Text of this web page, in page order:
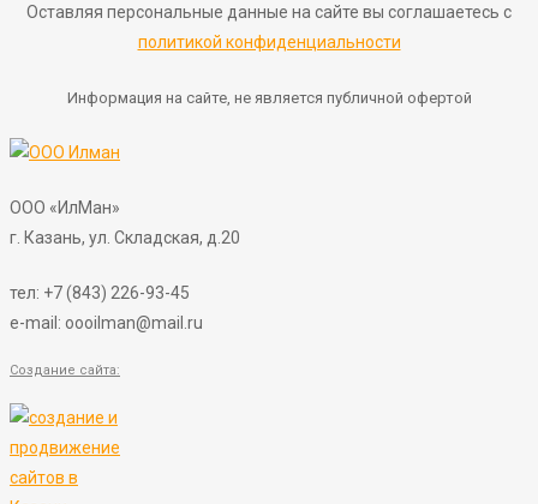
Оставляя персональные данные на сайте вы соглашаетесь с
политикой конфиденциальности
Информация на сайте, не является публичной офертой
ООО «ИлМан»
г. Казань, ул. Складская, д.20
тел: +7 (843) 226-93-45
e-mail: oooilman@mail.ru
Создание сайта: